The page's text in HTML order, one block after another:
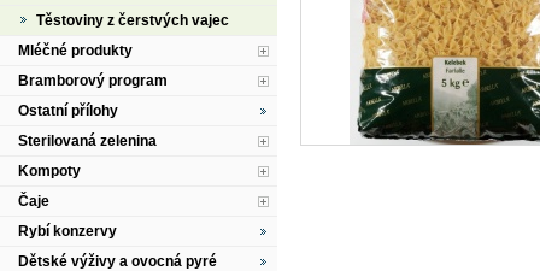
Těstoviny z čerstvých vajec
Mléčné produkty
Bramborový program
Ostatní přílohy
Sterilovaná zelenina
Kompoty
Čaje
Rybí konzervy
Dětské výživy a ovocná pyré